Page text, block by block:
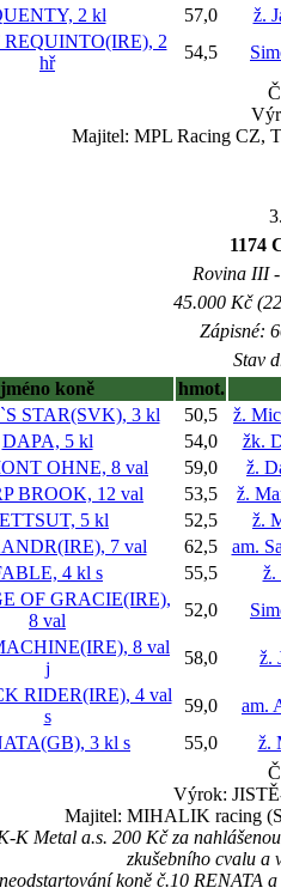
2 kl 57,0
ž.
2
hř
54,5
Majitel: MPL Racing CZ,
1174
Rovina III
45.000 Kč
Zápisné:
Stav
jméno koně
hmot.
STAR(SVK), 3 kl 50,5
ž.
DAPA, 5 kl 54,0
žk.
OHNE, 8 val 59,0
ž.
BROOK, 12 val 53,5
ž.
5 kl 52,5
ž.
7 val 62,5
am.
4 kl s 55,5
ž.
OF GRACIE(IRE),
8 val
52,0
8 val
j
58,0 ž.
RIDER(IRE), 4 val
s
59,0
am.
3 kl s 55,0
ž.
Výrok:
Majitel: MIHALIK racing
K Metal a.s. 200 Kč za
zkušebního cvalu a
koně č.10 RENATA